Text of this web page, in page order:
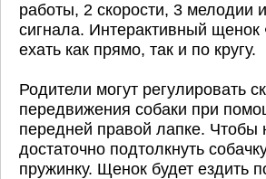
работы, 2 скорости, 3 мелодии
сигнала. Интерактивный
ехать как прямо, так и по кругу.
Родители могут регулировать
передвижения собаки при
передней правой лапке. Чтобы
достаточно подтолкнуть
пружинку. Щенок будет ездить